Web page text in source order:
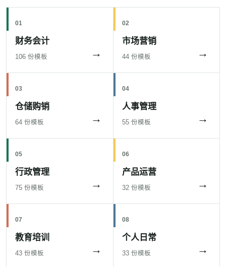
01
财务会计
106 份模板 →
02
市场营销
44 份模板 →
03
仓储购销
64 份模板 →
04
人事管理
55 份模板 →
05
行政管理
75 份模板 →
06
产品运营
32 份模板 →
07
教育培训
43 份模板 →
08
个人日常
33 份模板 →